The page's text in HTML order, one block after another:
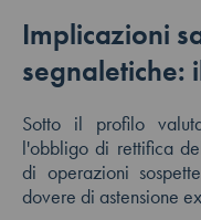
Implicazioni
segnaletiche:
Sotto il profilo
l'obbligo di rettifica
di operazioni
dovere di astensione